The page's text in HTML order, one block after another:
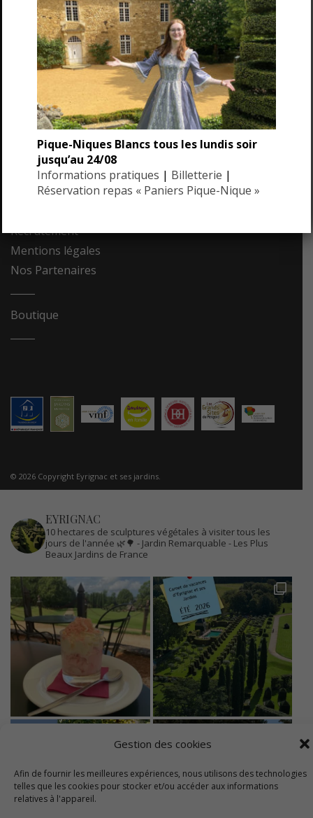
Gestion des cookies
Afin de fournir les meilleures expériences, nous utilisons des technologies
telles que les cookies pour stocker et/ou accéder aux informations
relatives à l'appareil.
Téléphone : 05.53.28.99.71
Email : contact@eyrignac.com
ESPACE PRESSE
Dossier de presse
Communiqués de presse
Photothèque
Recrutement
Mentions légales
Nos Partenaires
Boutique
© 2026 Copyright Eyrignac et ses jardins.
EYRIGNAC
10 hectares de sculptures végétales à visiter tous les
jours de l'année 🌿🌳 - Jardin Remarquable - Les Plus
Beaux Jardins de France
Pique-Niques Blancs tous les lundis soir
jusqu’au 24/08
Informations pratiques | Billetterie |
Réservation repas « Paniers Pique-Nique »